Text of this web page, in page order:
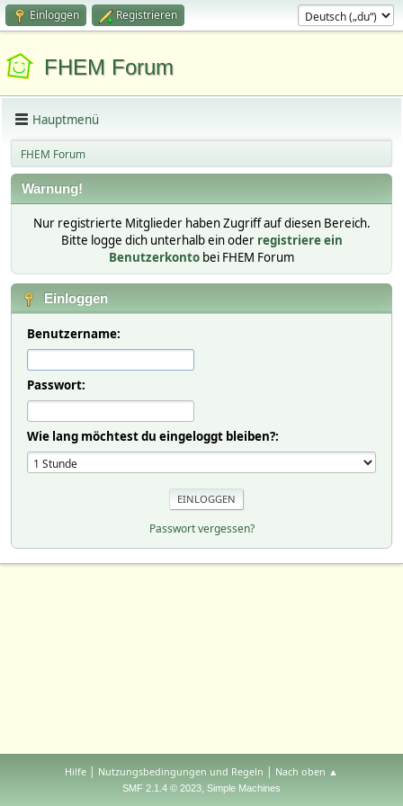
Einloggen Registrieren
FHEM Forum
Hauptmenü
FHEM Forum
Warnung!
Nur registrierte Mitglieder haben Zugriff auf diesen Bereich.
Bitte logge dich unterhalb ein oder registriere ein
Benutzerkonto bei FHEM Forum
Einloggen
Benutzername:
Passwort:
Wie lang möchtest du eingeloggt bleiben?:
Passwort vergessen?
Hilfe | Nutzungsbedingungen und Regeln | Nach oben ▲
SMF 2.1.4 © 2023, Simple Machines